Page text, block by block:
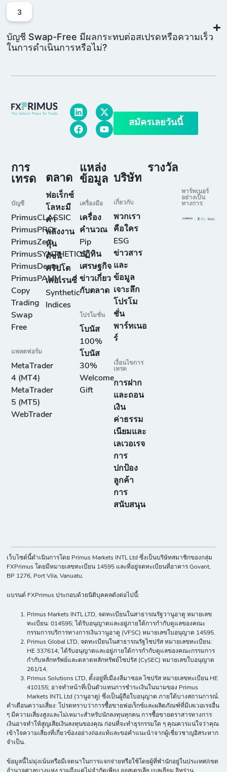
3
บัญชี Swap-Free มีผลกระทบต่อสเปรดหรือความเร็ว
ในการดำเนินการหรือไม่?
สมัครเลยวันนี้
การ
เทรด
บัญชี
PrimusCLASSIC
PrimusPRO
PrimusZero
PrimusSYNTHETICS
PrimusDemo
PrimusPAMM
Copy
Trading
Swap
Free
แพลตฟอร์ม
MetaTrader
4 (MT4)
MetaTrader
5 (MT5)
WebTrader
ตลาด
ฟอเร็กซ์
โลหะมี
ค่า
พลังงาน
หุ้น
ดัชนี
คริปโต
เคอเรนซี่
Synthetic
Indices
แหล่ง
ข้อมูล
เครื่องมือ
เครื่อง
คำนวณ
Pip
ปฏิทิน
เศรษฐกิจ
ข่าวเกี่ยว
กับตลาด
โปรโมชั่น
โบนัส
100%
โบนัส
30%
Welcome
Gift
บริษัท
เกี่ยวกับ
พวกเรา
คือใคร
ESG
ข่าวสาร
และ
ข้อมูล
เจาะลึก
โปรโม
ชั่น
พาร์ทเนอ
ร์
เงื่อนไขการ
เทรด
การฝาก
และถอน
เงิน
ค่าธรรม
เนียมและ
เลเวอเรจ
การ
ปกป้อง
ลูกค้า
การ
สนับสนุน
รางวัล
พาร์ทเนอร์
อย่างเป็น
ทางการ:
เว็บไซต์นี้ดำเนินการโดย Primus Markets INTL Ltd ซึ่งเป็นบริษัทสมาชิกของกลุ่ม
FXPrimus โดยมีหมายเลขทะเบียน 14595 และที่อยู่จดทะเบียนที่อาคาร Govant,
BP 1276, Port Vila, Vanuatu.
แบรนด์ FXPrimus ประกอบด้วยนิติบุคคลดังต่อไปนี้:
Primus Markets INTL LTD, จดทะเบียนในสาธารณรัฐวานูอาตู หมายเลข
ทะเบียน: 014595; ได้รับอนุญาตและอยู่ภายใต้การกำกับดูแลของคณะ
กรรมการบริการทางการเงินวานูอาตู (VFSC) หมายเลขใบอนุญาต 14595.
Primus Global LTD, จดทะเบียนในสาธารณรัฐไซปรัส หมายเลขทะเบียน:
HE 337614; ได้รับอนุญาตและอยู่ภายใต้การกำกับดูแลของคณะกรรมการ
กำกับหลักทรัพย์และตลาดหลักทรัพย์ไซปรัส (CySEC) หมายเลขใบอนุญาต
261/14.
Primus Solutions LTD, ตั้งอยู่ที่เมืองลีมาซอล ไซปรัส หมายเลขทะเบียน HE
410155; อาจทำหน้าที่เป็นตัวแทนการชำระเงินในนามของ Primus
Markets INTL Ltd (วานูอาตู) ซึ่งเป็นผู้ถือใบอนุญาต ภายใต้บางสถานการณ์.
คำเตือนความเสี่ยง: โปรดทราบว่าการซื้อขายฟอเร็กซ์และผลิตภัณฑ์ที่มีเลเวอเรจอื่น
ๆ มีความเสี่ยงสูงและไม่เหมาะสำหรับนักลงทุนทุกคน การซื้อขายตราสารทางการ
เงินอาจทำให้สูญเสียเงินลงทุนของคุณ ก่อนที่จะทำธุรกรรมใด ๆ คุณควรแน่ใจว่าคุณ
เข้าใจความเสี่ยงที่เกี่ยวข้องอย่างถ่องแท้และขอคำแนะนำจากผู้เชี่ยวชาญอิสระหาก
จำเป็น.
ข้อมูลนี้ไม่มุ่งเน้นหรือมีเจตนาในการแจกจ่ายหรือใช้โดยผู้ที่พำนักอยู่ในประเทศ/เขต